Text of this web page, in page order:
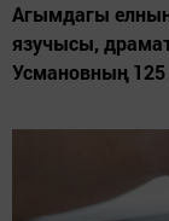
Агымдагы елның
язучысы,
Усмановның 125